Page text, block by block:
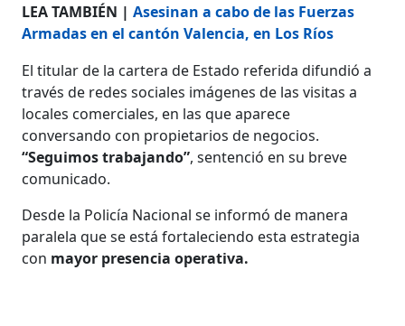
LEA TAMBIÉN |Asesinan a cabo de las Fuerzas
Armadas en el cantón Valencia, en Los Ríos
El titular de la cartera de Estado referida difundió a
través de redes sociales imágenes de las visitas a
locales comerciales, en las que aparece
conversando con propietarios de negocios.
“Seguimos trabajando”, sentenció en su breve
comunicado.
Desde la Policía Nacional se informó de manera
paralela que se está fortaleciendo esta estrategia
con mayor presencia operativa.